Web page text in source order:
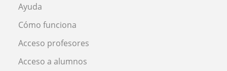
Ayuda
Cómo funciona
Acceso profesores
Acceso a alumnos